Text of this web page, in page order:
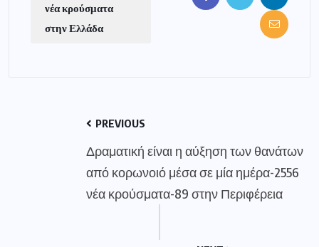
νέα κρούσματα
στην Ελλάδα
PREVIOUS
Δραματική είναι η αύξηση των θανάτων
από κορωνοιό μέσα σε μία ημέρα-2556
νέα κρούσματα-89 στην Περιφέρεια